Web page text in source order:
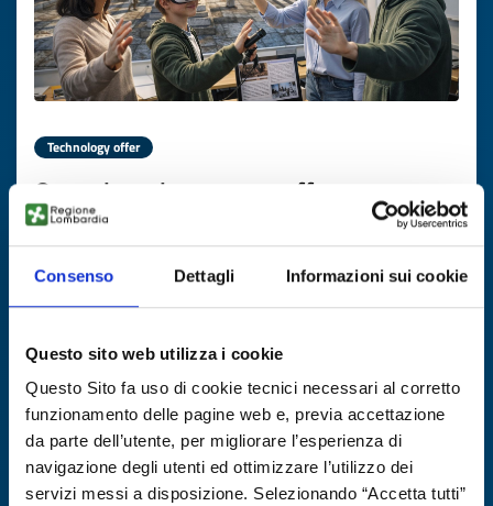
Consenso Dettagli Informazioni sui cookie
Questo sito web utilizza i cookie
Questo Sito fa uso di cookie tecnici necessari al corretto
funzionamento delle pagine web e, previa accettazione
da parte dell’utente, per migliorare l’esperienza di
navigazione degli utenti ed ottimizzare l’utilizzo dei
servizi messi a disposizione. Selezionando “Accetta tutti”
Technology offer
Organizzazione greca offre
metodologia esperienziale per
insegnare il greco antico
ID: TOGR20260330008
Expires on22 settembre 2026